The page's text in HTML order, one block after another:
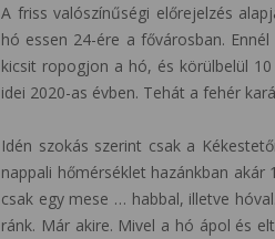
A friss valószínűségi előrejelzés
hó essen 24-ére a fővárosban.
kicsit ropogjon a hó, és körülbelül
idei 2020-as évben. Tehát a fehér
Idén szokás szerint csak a
nappali hőmérséklet hazánkban
csak egy mese … habbal, illetve
ránk. Már akire. Mivel a hó ápol és